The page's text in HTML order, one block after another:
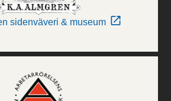
sidenväveri & museum